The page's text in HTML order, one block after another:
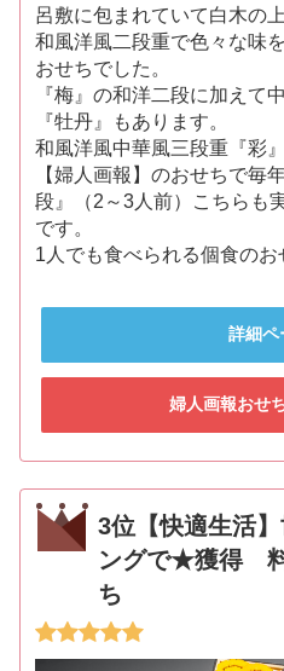
呂敷に包まれていて白木の
和風洋風二段重で色々な味
おせちでした。
『梅』の和洋二段に加えて
『牡丹』もあります。
和風洋風中華風三段重『彩
【婦人画報】のおせちで毎
段』（2～3人前）こちらも
です。
1人でも食べられる個食のお
詳細ペ
婦人画報おせ
3位【快適生活
ングで★獲得
ち